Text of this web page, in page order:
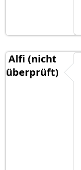
Alfi (nicht
überprüft)